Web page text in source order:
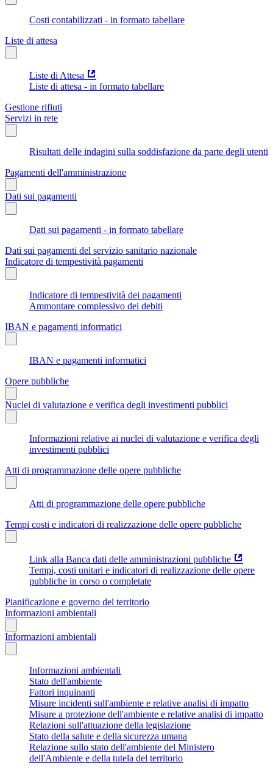
Costi contabilizzati - in formato tabellare
Liste di attesa
Liste di Attesa
Liste di attesa - in formato tabellare
Gestione rifiuti
Servizi in rete
Risultati delle indagini sulla soddisfazione da parte degli utenti
Pagamenti dell'amministrazione
Dati sui pagamenti
Dati sui pagamenti - in formato tabellare
Dati sui pagamenti del servizio sanitario nazionale
Indicatore di tempestività pagamenti
Indicatore di tempestività dei pagamenti
Ammontare complessivo dei debiti
IBAN e pagamenti informatici
IBAN e pagamenti informatici
Opere pubbliche
Nuclei di valutazione e verifica degli investimenti pubblici
Informazioni relative ai nuclei di valutazione e verifica degli
investimenti pubblici
Atti di programmazione delle opere pubbliche
Atti di programmazione delle opere pubbliche
Tempi costi e indicatori di realizzazione delle opere pubbliche
Link alla Banca dati delle amministrazioni pubbliche
Tempi, costi unitari e indicatori di realizzazione delle opere
pubbliche in corso o completate
Pianificazione e governo del territorio
Informazioni ambientali
Informazioni ambientali
Informazioni ambientali
Stato dell'ambiente
Fattori inquinanti
Misure incidenti sull'ambiente e relative analisi di impatto
Misure a protezione dell'ambiente e relative analisi di impatto
Relazioni sull'attuazione della legislazione
Stato della salute e della sicurezza umana
Relazione sullo stato dell'ambiente del Ministero
dell'Ambiente e della tutela del territorio